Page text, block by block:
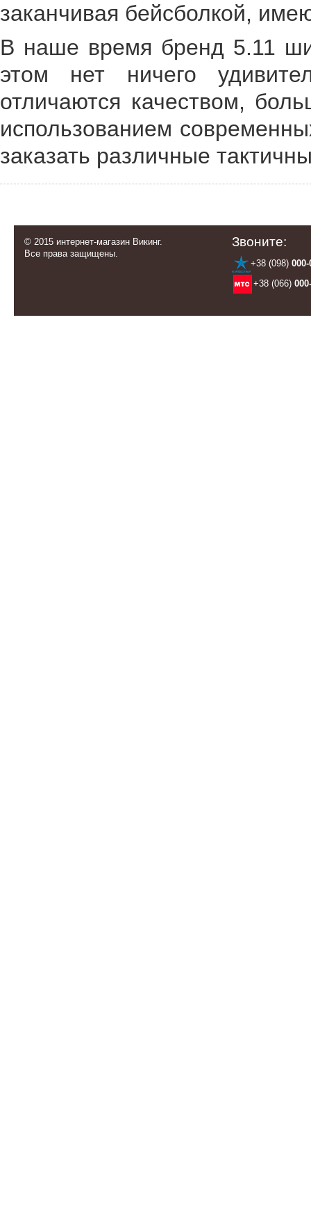
заканчивая бейсболкой,
В наше время бренд 5.11
этом нет ничего
отличаются качеством,
использованием
заказать различные
© 2015 интернет-магазин Викинг.
Все права защищены.
Звоните:
+38 (098) 000-
+38 (066)